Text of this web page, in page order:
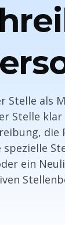
Stelle als
Stelle
ein